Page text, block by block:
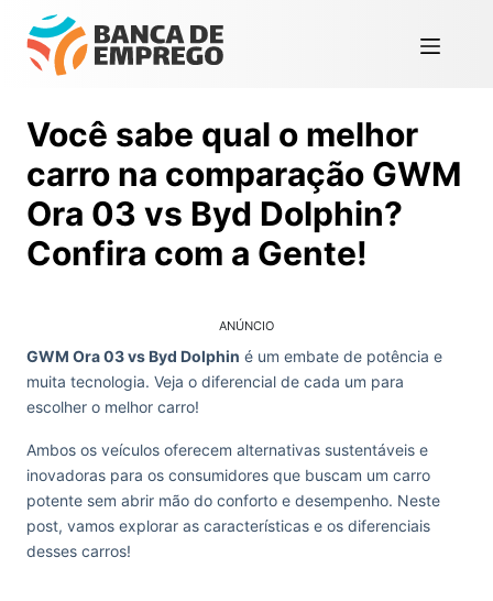
Você sabe qual o melhor
carro na comparação GWM
Ora 03 vs Byd Dolphin?
Confira com a Gente!
ANÚNCIO
GWM Ora 03 vs Byd Dolphin é um embate de potência e
muita tecnologia. Veja o diferencial de cada um para
escolher o melhor carro!
Ambos os veículos oferecem alternativas sustentáveis e
inovadoras para os consumidores que buscam um carro
potente sem abrir mão do conforto e desempenho. Neste
post, vamos explorar as características e os diferenciais
desses carros!